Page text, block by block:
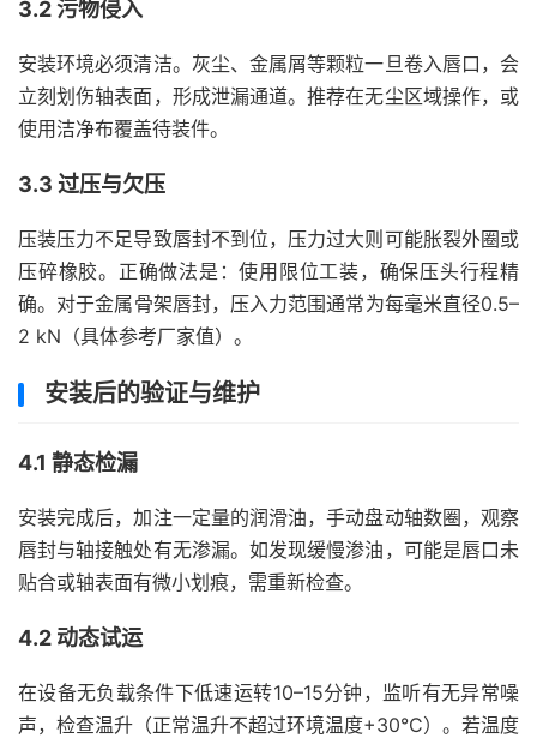
3.2 污物侵入
安装环境必须清洁。灰尘、金属屑等颗粒一旦卷入唇口，会
立刻划伤轴表面，形成泄漏通道。推荐在无尘区域操作，或
使用洁净布覆盖待装件。
3.3 过压与欠压
压装压力不足导致唇封不到位，压力过大则可能胀裂外圈或
压碎橡胶。正确做法是：使用限位工装，确保压头行程精
确。对于金属骨架唇封，压入力范围通常为每毫米直径0.5–
2 kN（具体参考厂家值）。
安装后的验证与维护
4.1 静态检漏
安装完成后，加注一定量的润滑油，手动盘动轴数圈，观察
唇封与轴接触处有无渗漏。如发现缓慢渗油，可能是唇口未
贴合或轴表面有微小划痕，需重新检查。
4.2 动态试运
在设备无负载条件下低速运转10–15分钟，监听有无异常噪
声，检查温升（正常温升不超过环境温度+30°C）。若温度